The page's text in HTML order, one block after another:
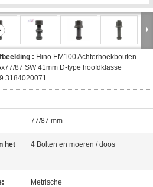
: Hino EM100 Achterhoekbouten
87 SW 41mm D-type hoofdklasse
3184020071
77/87 mm
het
4 Bolten en moeren / doos
Metrische